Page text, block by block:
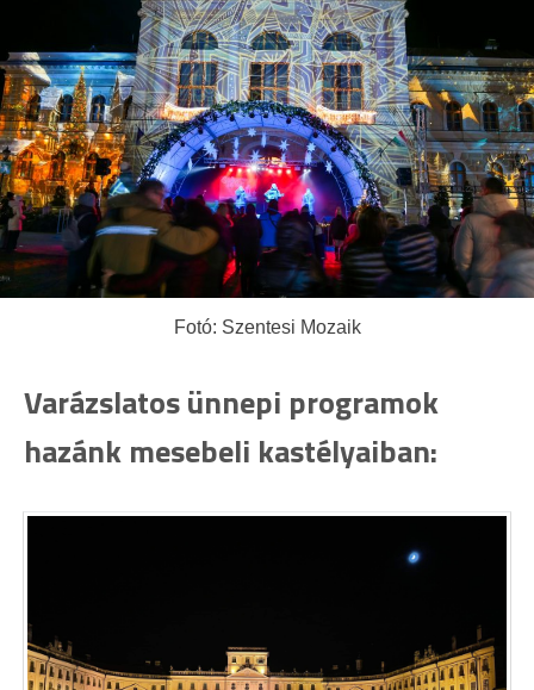
Fotó: Szentesi Mozaik
Varázslatos ünnepi programok
hazánk mesebeli kastélyaiban: